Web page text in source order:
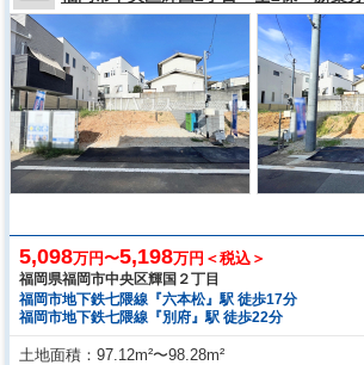
5,098万円〜5,198万円＜税込＞
福岡県福岡市中央区輝国２丁目
福岡市地下鉄七隈線『六本松』駅 徒歩17分
福岡市地下鉄七隈線『別府』駅 徒歩22分
土地面積
97.12m²〜98.28m²